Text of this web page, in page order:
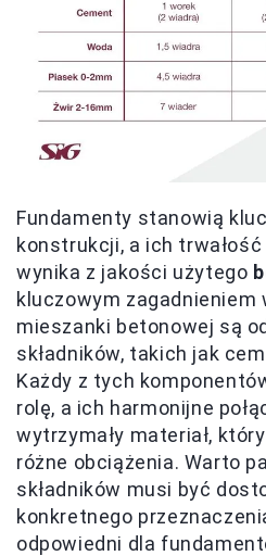
Fundamenty stanowią
konstrukcji, a ich
wynika z jakości użytego
kluczowym zagadnieniem
mieszanki betonowej są
składników, takich jak
Każdy z tych
rolę, a ich harmonijne
wytrzymały materiał,
różne obciążenia. Warto
składników musi być
konkretnego
odpowiedni dla